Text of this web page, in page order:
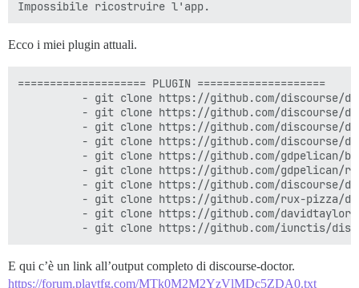
Ecco i miei plugin attuali.
==================== PLUGIN ====================
- git clone https://github.com/discourse/
- git clone https://github.com/discourse/
- git clone https://github.com/discourse/
- git clone https://github.com/discourse/
- git clone https://github.com/gdpelican/
- git clone https://github.com/gdpelican/
- git clone https://github.com/discourse/
- git clone https://github.com/rux-pizza/
- git clone https://github.com/
E qui c’è un link all’output completo di discourse-doctor.
https://forum.playtfg.com/MTk0M2M2YzVlMDc5ZDA0.txt